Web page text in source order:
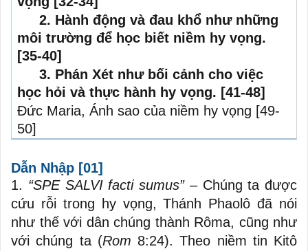
2. Hành động và đau khổ như những
môi trường để học biết niềm hy vọng.
[35-40]
3. Phán Xét như bối cảnh cho việc
học hỏi và thực hành hy vọng. [41-48]
Đức Maria, Ánh sao của niềm hy vọng [49-
50]
Dẫn Nhập [01]
1. “SPE SALVI facti sumus”– Chúng ta được
cứu rỗi trong hy vọng, Thánh Phaolô đã nói
như thế với dân chúng thành Rôma, cũng như
với chúng ta (Rom 8:24). Theo niềm tin Kitô